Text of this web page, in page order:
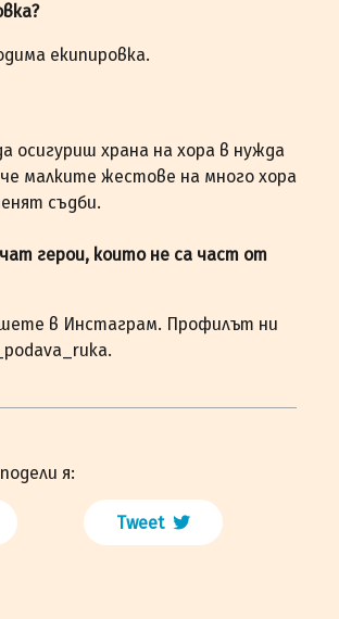
екипировка.
осигуриш храна на хора в нужда
малките жестове на много хора
съдби.
герои, които не са част от
в Инстаграм. Профилът ни
я:
Tweet